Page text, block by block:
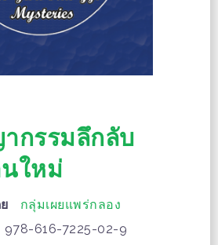
กรรมลึกลับ
ใหม่
กลุ่มเผยแพร่กลอง
978-616-7225-02-9